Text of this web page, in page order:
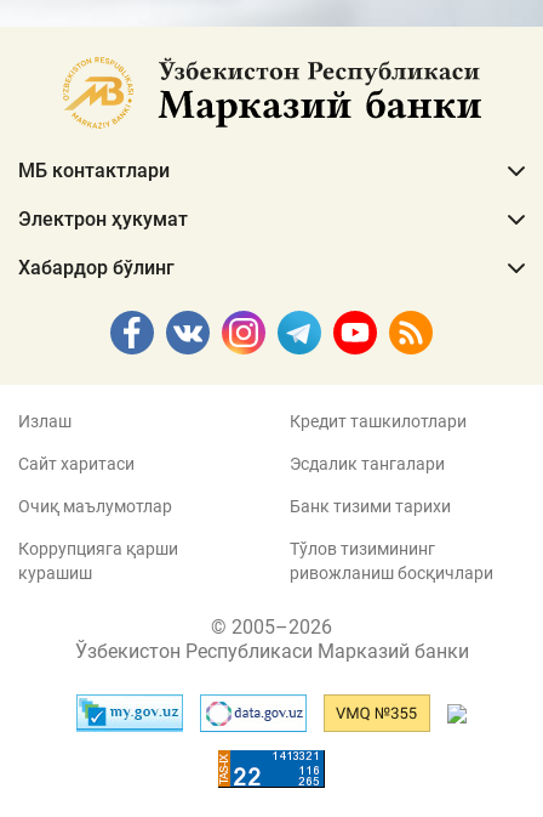
МБ контактлари
Электрон ҳукумат
Хабардор бўлинг
Излаш
Сайт харитаси
Очиқ маълумотлар
Коррупцияга қарши
курашиш
Кредит ташкилотлари
Эсдалик тангалари
Банк тизими тарихи
Тўлов тизимининг
ривожланиш босқичлари
© 2005–2026
Ўзбекистон Республикаси Марказий банки